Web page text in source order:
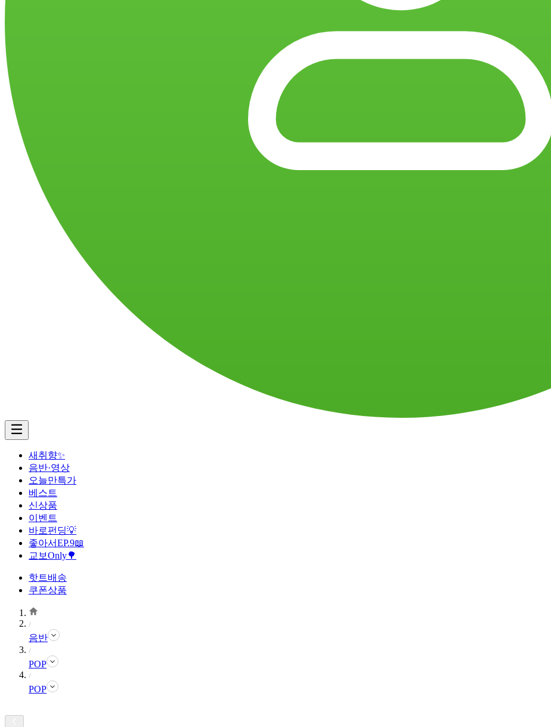
새취향✨
음반·영상
오늘만특가
베스트
신상품
이벤트
바로펀딩💡
좋아서EP.9📖
교보Only🌳
핫트배송
쿠폰상품
음반
POP
POP